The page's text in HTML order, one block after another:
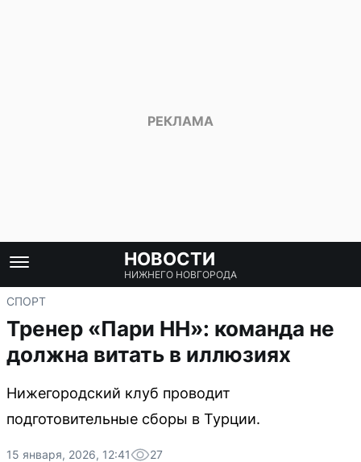
НОВОСТИ
НИЖНЕГО НОВГОРОДА
СПОРТ
Тренер «Пари НН»: команда не
должна витать в иллюзиях
Нижегородский клуб проводит
подготовительные сборы в Турции.
15 января, 2026, 12:41 27